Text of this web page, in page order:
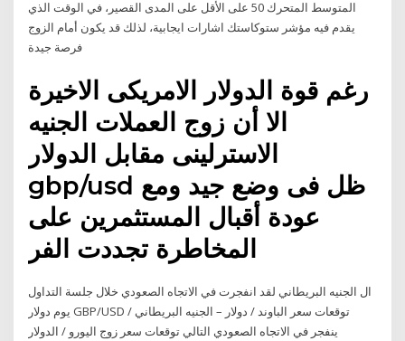
المتوسط المتحرك 50 على الأقل على المدى القصير، في الوقت الذي
يقدم فيه مؤشر ستوكاستك اشارات ايجابية، لذلك قد يكون أمام الزوج
فرصة جيدة
رغم قوة الدولار الامريكى الاخيرة
الا أن زوج العملات الجنيه
الاسترلينى مقابل الدولار
gbp/usd ظل فى وضع جيد ومع
عودة أقبال المستثمرين على
المخاطرة تجددت الفر
ال الجنيه البريطاني لقد انفجرت في الاتجاه الصعودي خلال جلسة التداول
يوم دولار GBP/USD / توقعات سعر الباوند / دولار – الجنيه البريطاني
ينفجر في الاتجاه الصعودي التالي توقعات سعر زوج اليورو / الدولار